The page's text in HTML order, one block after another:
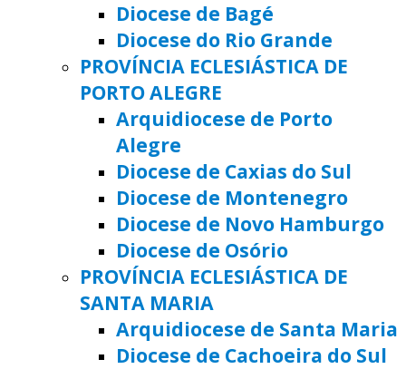
Diocese de Bagé
Diocese do Rio Grande
PROVÍNCIA ECLESIÁSTICA DE
PORTO ALEGRE
Arquidiocese de Porto
Alegre
Diocese de Caxias do Sul
Diocese de Montenegro
Diocese de Novo Hamburgo
Diocese de Osório
PROVÍNCIA ECLESIÁSTICA DE
SANTA MARIA
Arquidiocese de Santa Maria
Diocese de Cachoeira do Sul